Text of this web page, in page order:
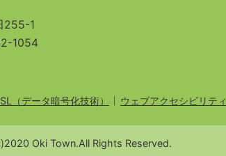
255-1
1054
（データ暗号化技術） ウェブアクセシビリティ
Oki Town.All Rights Reserved.